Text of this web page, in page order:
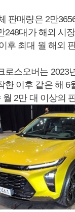
판매량은 2만
248대가 해외 시
후 최대 월 해외
로스오버는 2023
한 이후 같은 해 6
월 2만 대 이상의